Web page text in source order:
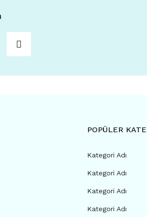
POPÜLER
Kategori Adı
Kategori Adı
Kategori Adı
Kategori Adı